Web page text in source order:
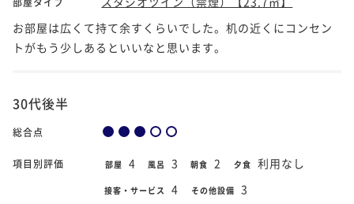
お部屋は広くて持て余すくらいでした。机の近くにコンセン
トがもう少しあるといいなと思います。
30代後半
総合点
項目別評価 部屋 4 風呂 3 朝食 2 夕食 利用なし
接客・サービス 4 その他設備 3